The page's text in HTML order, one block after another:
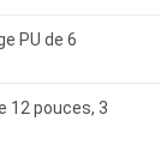
PU de 6
12 pouces, 3